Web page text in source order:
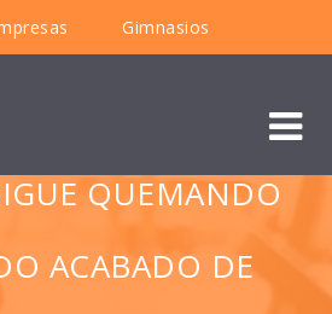
Gimnasios
QUEMANDO
ACABADO DE